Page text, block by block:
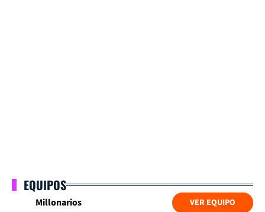
EQUIPOS
Millonarios VER EQUIPO